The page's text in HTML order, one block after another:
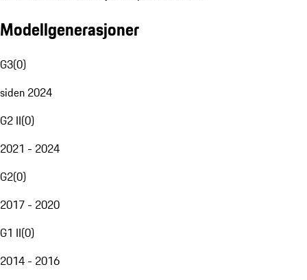
Modellgenerasjoner
G3(0)
siden 2024
G2 II(0)
2021 - 2024
G2(0)
2017 - 2020
G1 II(0)
2014 - 2016